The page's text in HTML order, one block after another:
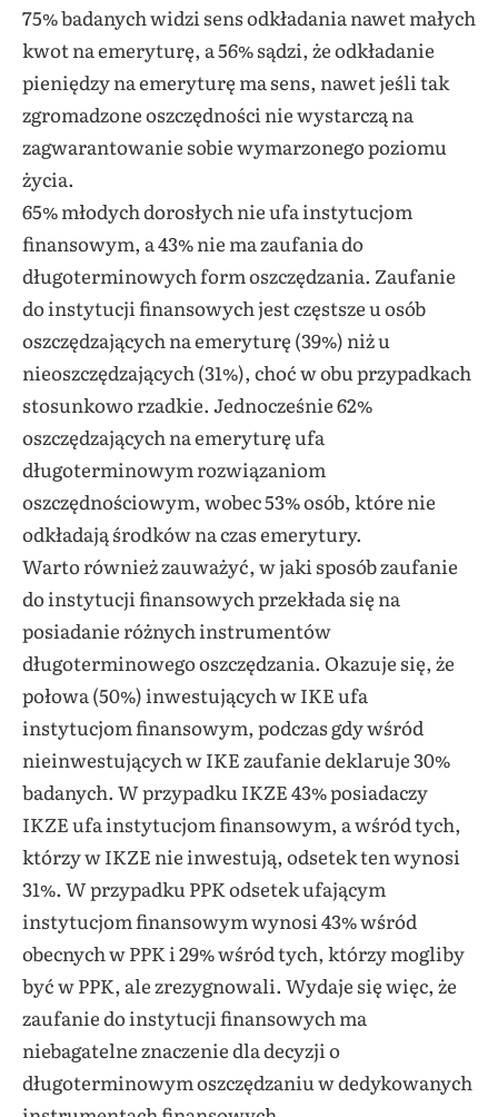
75% badanych widzi sens odkładania nawet małych
kwot na emeryturę, a 56% sądzi, że odkładanie
pieniędzy na emeryturę ma sens, nawet jeśli tak
zgromadzone oszczędności nie wystarczą na
zagwarantowanie sobie wymarzonego poziomu
życia.
65% młodych dorosłych nie ufa instytucjom
finansowym, a 43% nie ma zaufania do
długoterminowych form oszczędzania. Zaufanie
do instytucji finansowych jest częstsze u osób
oszczędzających na emeryturę (39%) niż u
nieoszczędzających (31%), choć w obu przypadkach
stosunkowo rzadkie. Jednocześnie 62%
oszczędzających na emeryturę ufa
długoterminowym rozwiązaniom
oszczędnościowym, wobec 53% osób, które nie
odkładają środków na czas emerytury.
Warto również zauważyć, w jaki sposób zaufanie
do instytucji finansowych przekłada się na
posiadanie różnych instrumentów
długoterminowego oszczędzania. Okazuje się, że
połowa (50%) inwestujących w IKE ufa
instytucjom finansowym, podczas gdy wśród
nieinwestujących w IKE zaufanie deklaruje 30%
badanych. W przypadku IKZE 43% posiadaczy
IKZE ufa instytucjom finansowym, a wśród tych,
którzy w IKZE nie inwestują, odsetek ten wynosi
31%. W przypadku PPK odsetek ufającym
instytucjom finansowym wynosi 43% wśród
obecnych w PPK i 29% wśród tych, którzy mogliby
być w PPK, ale zrezygnowali. Wydaje się więc, że
zaufanie do instytucji finansowych ma
niebagatelne znaczenie dla decyzji o
długoterminowym oszczędzaniu w dedykowanych